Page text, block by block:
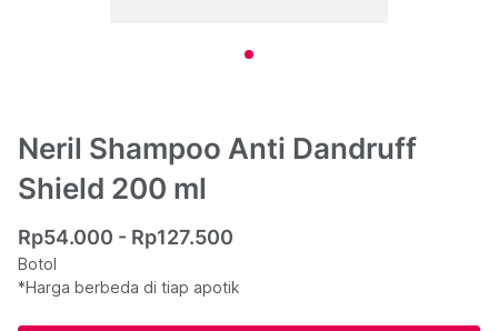
Neril Shampoo Anti Dandruff
Shield 200 ml
Rp54.000 - Rp127.500
Botol
*Harga berbeda di tiap apotik